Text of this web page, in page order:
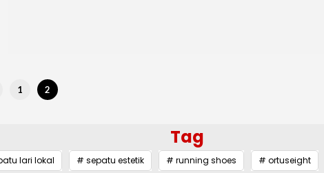
1 2
Tag
lari lokal # sepatu estetik # running shoes # ortuseight